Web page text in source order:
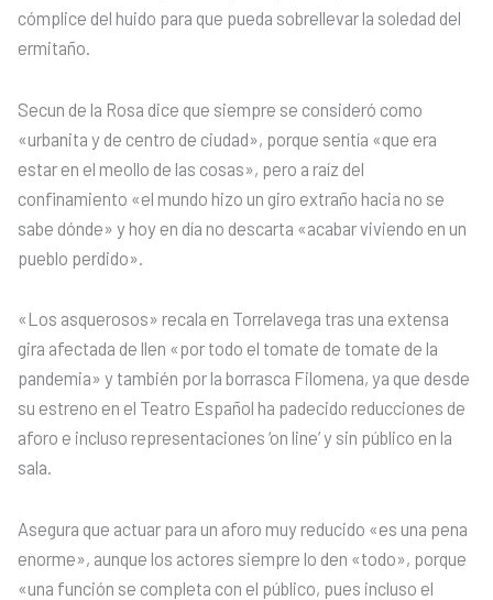
cómplice del huido para que pueda sobrellevar la soledad del
ermitaño.
Secun de la Rosa dice que siempre se consideró como
«urbanita y de centro de ciudad», porque sentía «que era
estar en el meollo de las cosas», pero a raíz del
confinamiento «el mundo hizo un giro extraño hacia no se
sabe dónde» y hoy en día no descarta «acabar viviendo en un
pueblo perdido».
«Los asquerosos» recala en Torrelavega tras una extensa
gira afectada de llen «por todo el tomate de tomate de la
pandemia» y también por la borrasca Filomena, ya que desde
su estreno en el Teatro Español ha padecido reducciones de
aforo e incluso representaciones ‘on line’ y sin público en la
sala.
Asegura que actuar para un aforo muy reducido «es una pena
enorme», aunque los actores siempre lo den «todo», porque
«una función se completa con el público, pues incluso el